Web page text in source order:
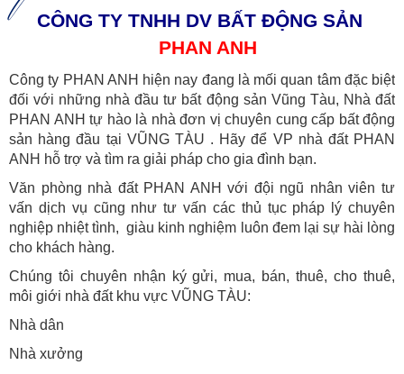
CÔNG TY TNHH DV BẤT ĐỘNG SẢN
PHAN ANH
Công ty PHAN ANH hiện nay đang là mối quan tâm đặc biệt
đối với những nhà đầu tư bất động sản Vũng Tàu, Nhà đất
PHAN ANH tự hào là nhà đơn vị chuyên cung cấp bất động
sản hàng đầu tại VŨNG TÀU . Hãy để VP nhà đất PHAN
ANH hỗ trợ và tìm ra giải pháp cho gia đình bạn.
Văn phòng nhà đất PHAN ANH với đội ngũ nhân viên tư
vấn dịch vụ cũng như tư vấn các thủ tục pháp lý chuyên
nghiệp nhiệt tình, giàu kinh nghiệm luôn đem lại sự hài lòng
cho khách hàng.
Chúng tôi chuyên nhận ký gửi, mua, bán, thuê, cho thuê,
môi giới nhà đất khu vực VŨNG TÀU:
Nhà dân
Nhà xưởng